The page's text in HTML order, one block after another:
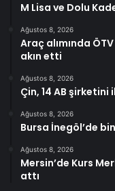
M Lisa ve Dolu
Ağustos 8, 2026
Araç alımında
akın etti
Ağustos 8, 2026
Çin, 14 AB
Ağustos 8, 2026
Bursa İnegöl’de
Ağustos 8, 2026
Mersin’de Kurs
attı